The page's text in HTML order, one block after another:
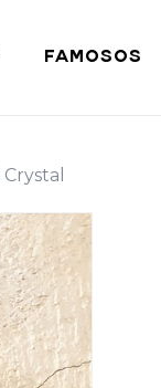
FAMOSOS
Cart